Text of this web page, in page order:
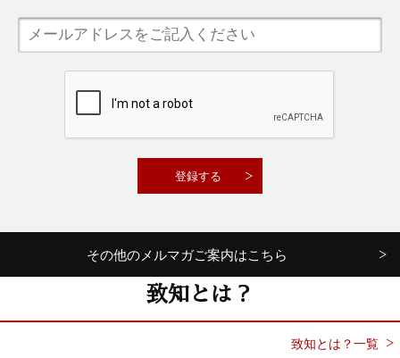
その他のメルマガご案内はこちら
致知とは？
致知とは？一覧